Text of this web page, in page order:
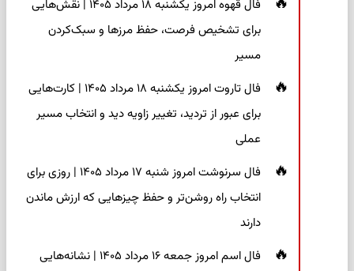
فال قهوه امروز یکشنبه ۱۸ مرداد ۱۴۰۵ | نقش‌هایی
برای تشخیص فرصت، حفظ مرزها و سبک‌کردن
مسیر
فال تاروت امروز یکشنبه ۱۸ مرداد ۱۴۰۵ | کارت‌هایی
برای عبور از تردید، تغییر زاویه دید و انتخاب مسیر
عملی
فال سرنوشت امروز شنبه ۱۷ مرداد ۱۴۰۵ | روزی برای
انتخاب راه روشن‌تر و حفظ چیزهایی که ارزش ماندن
دارند
فال اسم امروز جمعه ۱۶ مرداد ۱۴۰۵ | نشانه‌هایی